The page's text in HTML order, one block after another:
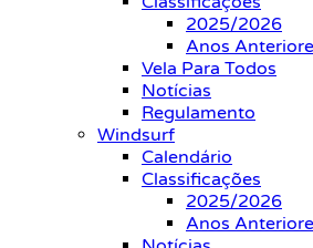
2025/2026
Anos
Vela Para Todos
Notícias
Regulamento
Windsurf
Calendário
Classificações
2025/2026
Anos